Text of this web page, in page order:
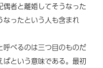
者と離婚してそうなった
ったという人も含まれ
べるのは三つ目のものだ
という意味である。最初